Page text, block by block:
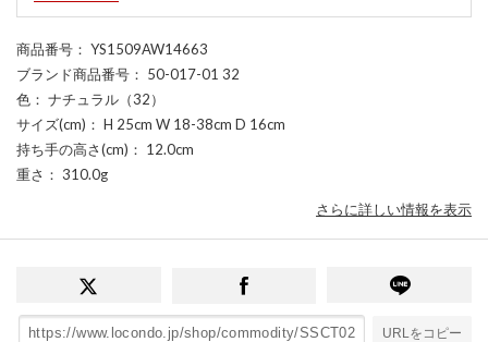
商品番号 ： YS1509AW14663
ブランド商品番号 ： 50-017-01 32
色 ： ナチュラル（32）
サイズ(cm) ： H 25cm W 18-38cm D 16cm
持ち手の高さ(cm) ： 12.0cm
重さ ： 310.0g
さらに詳しい情報を表示
URLをコピー